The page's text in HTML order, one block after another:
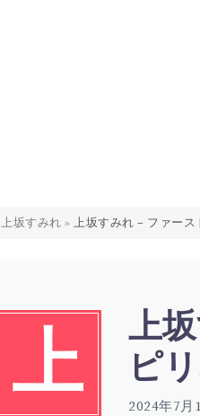
上坂すみれ » 上坂すみれ – ファー
上
上
ピ
2024年7月